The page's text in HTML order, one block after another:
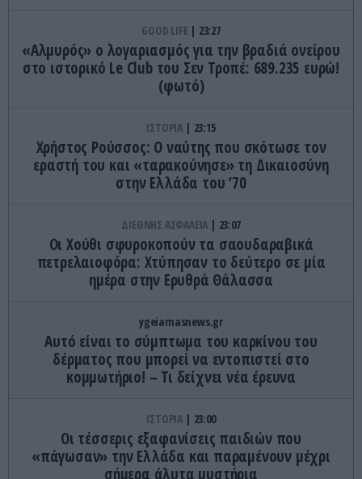
GOOD LIFE 23:27
«Αλμυρός» ο λογαριασμός για την βραδιά ονείρου
στο ιστορικό Le Club του Σεν Τροπέ: 689.235 ευρώ!
(φωτό)
ΙΣΤΟΡΙΑ 23:15
Χρήστος Ρούσσος: Ο ναύτης που σκότωσε τον
εραστή του και «ταρακούνησε» τη Δικαιοσύνη
στην Ελλάδα του ’70
ΔΙΕΘΝΗΣ ΑΣΦΑΛΕΙΑ 23:07
Οι Χούθι σφυροκοπούν τα σαουδαραβικά
πετρελαιοφόρα: Χτύπησαν το δεύτερο σε μία
ημέρα στην Ερυθρά Θάλασσα
ygeiamasnews.gr
Αυτό είναι το σύμπτωμα του καρκίνου του
δέρματος που μπορεί να εντοπιστεί στο
κομμωτήριο! – Τι δείχνει νέα έρευνα
ΙΣΤΟΡΙΑ 23:00
Οι τέσσερις εξαφανίσεις παιδιών που
«πάγωσαν» την Ελλάδα και παραμένουν μέχρι
σήμερα άλυτα μυστήρια